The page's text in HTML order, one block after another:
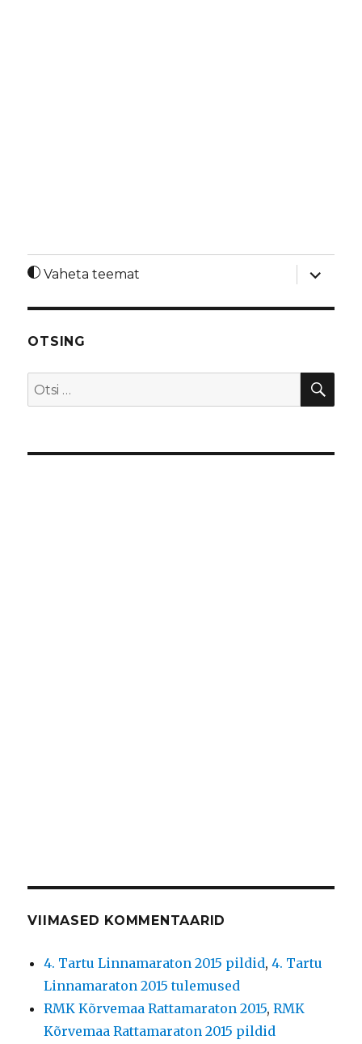
Vaheta teemat
laienda
OTSING
Otsi:
VIIMASED KOMMENTAARID
4. Tartu Linnamaraton 2015 pildid,4. Tartu
Linnamaraton 2015 tulemused
RMK Kõrvemaa Rattamaraton 2015,RMK
Kõrvemaa Rattamaraton 2015 pildid